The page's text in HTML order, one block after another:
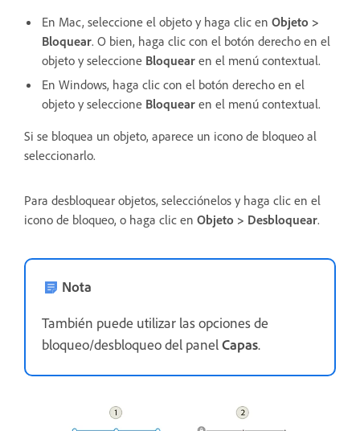
En Mac, seleccione el objeto y haga clic en Objeto >
Bloquear. O bien, haga clic con el botón derecho en el
objeto y seleccione Bloquear en el menú contextual.
En Windows, haga clic con el botón derecho en el
objeto y seleccione Bloquear en el menú contextual.
Si se bloquea un objeto, aparece un icono de bloqueo al
seleccionarlo.
Para desbloquear objetos, selecciónelos y haga clic en el
icono de bloqueo, o haga clic en Objeto > Desbloquear.
Nota
También puede utilizar las opciones de
bloqueo/desbloqueo del panelCapas.